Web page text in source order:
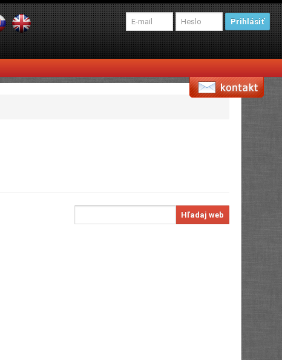
Prihlásiť
Hľadaj web